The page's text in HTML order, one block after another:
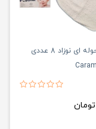
دستمال حوله ای نوزاد 8 عددی
تومان